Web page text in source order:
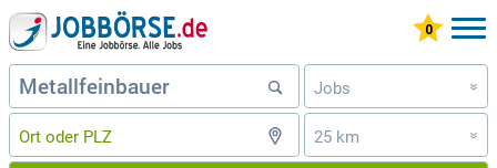
Jobs »
25 km »